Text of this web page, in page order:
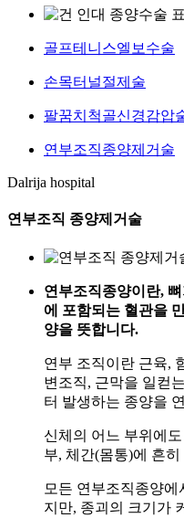
골프테니스엘보수술
손목터널절제술
팔꿈치척골신경감압
연부조직종양제거술
Dalrija hospital
연부조직 종양제거술
연부조직종양이란,
에 포함되는 혈관을
양을 뜻합니다.
연부 조직이란 근육,
변조직, 근막을 일컫
터 발생하는 종양을
신체의 어느 부위에
부, 체간(몸통)에 흔
모든 연부조직종양에
지만, 종괴의 크기가